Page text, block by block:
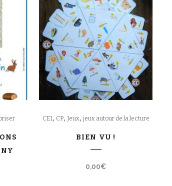
CE1, CP, Jeux, jeux autour de la lecture
BIEN VU !
0,00€